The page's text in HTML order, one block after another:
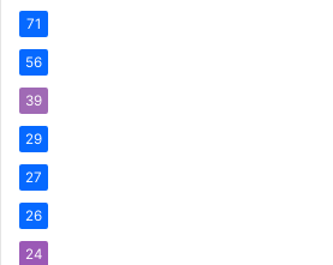
71
56
39
29
27
26
24